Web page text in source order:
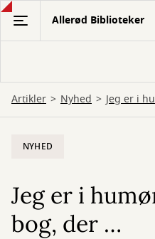
Gå
hovedindhold
Allerød Biblioteker
Artikler Nyhed Jeg er i
NYHED
Jeg er i
bog, der …